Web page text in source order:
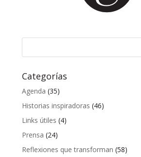
Categorías
Agenda (35)
Historias inspiradoras (46)
Links útiles (4)
Prensa (24)
Reflexiones que transforman (58)